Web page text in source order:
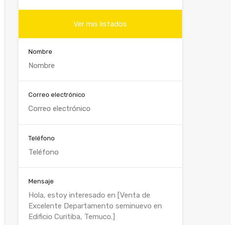
Ver mis listados
Nombre
Correo electrónico
Teléfono
Mensaje